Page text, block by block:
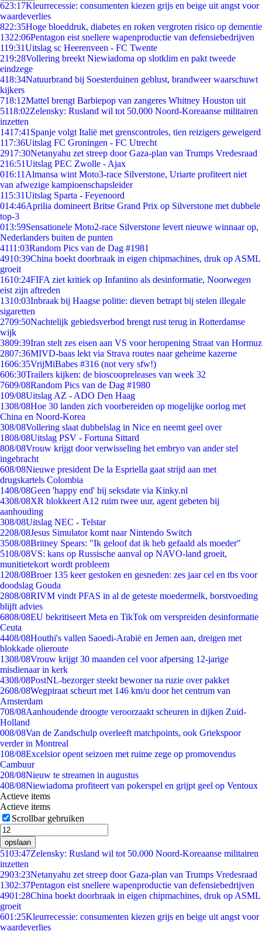
623:17Kleurrecessie: consumenten kiezen grijs en beige uit angst voor
waardeverlies
822:35Hoge bloeddruk, diabetes en roken vergroten risico op dementie
1322:06Pentagon eist snellere wapenproductie van defensiebedrijven
119:31Uitslag sc Heerenveen - FC Twente
219:28Vollering breekt Niewiadoma op slotklim en pakt tweede
eindzege
418:34Natuurbrand bij Soesterduinen geblust, brandweer waarschuwt
kijkers
718:12Mattel brengt Barbiepop van zangeres Whitney Houston uit
5118:02Zelensky: Rusland wil tot 50.000 Noord-Koreaanse militairen
inzetten
1417:41 Spanje volgt Italië met grenscontroles, tien reizigers geweigerd
117:36Uitslag FC Groningen - FC Utrecht
2917:30Netanyahu zet streep door Gaza-plan van Trumps Vredesraad
216:51Uitslag PEC Zwolle - Ajax
016:11 Almansa wint Moto3-race Silverstone, Uriarte profiteert niet
van afwezige kampioenschapsleider
115:31Uitslag Sparta - Feyenoord
014:46Aprilia domineert Britse Grand Prix op Silverstone met dubbele
top-3
013:59Sensationele Moto2-race Silverstone levert nieuwe winnaar op,
Nederlanders buiten de punten
4111:03Random Pics van de Dag #1981
4910:39China boekt doorbraak in eigen chipmachines, druk op ASML
groeit
1610:24FIFA ziet kritiek op Infantino als desinformatie, Noorwegen
eist zijn aftreden
1310:03Inbraak bij Haagse politie: dieven betrapt bij stelen illegale
sigaretten
2709:50Nachtelijk gebiedsverbod brengt rust terug in Rotterdamse
wijk
3809:39Iran stelt zes eisen aan VS voor heropening Straat van Hormuz
2807:36MIVD-baas lekt via Strava routes naar geheime kazerne
1606:35VrijMiBabes #316 (not very sfw!)
606:30Trailers kijken: de bioscoopreleases van week 32
7609/08Random Pics van de Dag #1980
109/08Uitslag AZ - ADO Den Haag
1308/08Hoe 30 landen zich voorbereiden op mogelijke oorlog met
China en Noord-Korea
308/08Vollering slaat dubbelslag in Nice en neemt geel over
1808/08Uitslag PSV - Fortuna Sittard
808/08Vrouw krijgt door verwisseling het embryo van ander stel
ingebracht
608/08Nieuwe president De la Espriella gaat strijd aan met
drugskartels Colombia
1408/08Geen 'happy end' bij seksdate via Kinky.nl
4308/08XR blokkeert A12 ruim twee uur, agent gebeten bij
aanhouding
308/08Uitslag NEC - Telstar
2208/08Jesus Simulator komt naar Nintendo Switch
3508/08Britney Spears: "Ik geloof dat ik heb gefaald als moeder"
5108/08VS: kans op Russische aanval op NAVO-land groeit,
munitietekort wordt probleem
1208/08Broer 135 keer gestoken en gesneden: zes jaar cel en tbs voor
doodslag Gouda
2808/08RIVM vindt PFAS in al de geteste moedermelk, borstvoeding
blijft advies
6808/08EU bekritiseert Meta en TikTok om verspreiden desinformatie
Ceuta
4408/08Houthi's vallen Saoedi-Arabië en Jemen aan, dreigen met
blokkade olieroute
1308/08Vrouw krijgt 30 maanden cel voor afpersing 12-jarige
misdienaar in kerk
4308/08PostNL-bezorger steekt bewoner na ruzie over pakket
2608/08Wegpiraat scheurt met 146 km/u door het centrum van
Amsterdam
708/08Aanhoudende droogte veroorzaakt scheuren in dijken Zuid-
Holland
008/08Van de Zandschulp overleeft matchpoints, ook Griekspoor
verder in Montreal
108/08Excelsior opent seizoen met ruime zege op promovendus
Cambuur
208/08Nieuw te streamen in augustus
408/08Niewiadoma profiteert van pokerspel en grijpt geel op Ventoux
Actieve items
Actieve items
Scrollbar gebruiken
opslaan
5103:47Zelensky: Rusland wil tot 50.000 Noord-Koreaanse militairen
inzetten
2903:23Netanyahu zet streep door Gaza-plan van Trumps Vredesraad
1302:37Pentagon eist snellere wapenproductie van defensiebedrijven
4901:28China boekt doorbraak in eigen chipmachines, druk op ASML
groeit
601:25Kleurrecessie: consumenten kiezen grijs en beige uit angst voor
waardeverlies